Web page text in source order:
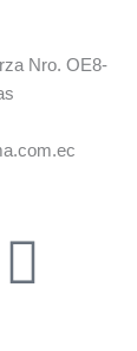
Nro. OE8-
L